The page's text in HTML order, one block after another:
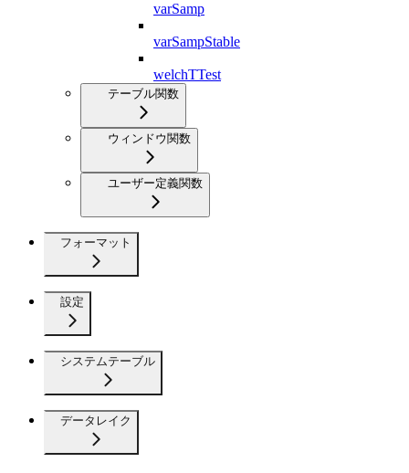
varSamp
varSampStable
welchTTest
テーブル関数
ウィンドウ関数
ユーザー定義関数
フォーマット
設定
システムテーブル
データレイク